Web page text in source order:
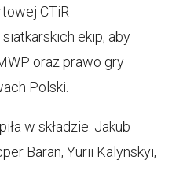
CTiR
ekip, aby
oraz prawo gry
Polski.
w składzie: Jakub
Baran, Yurii Kalynskyi,